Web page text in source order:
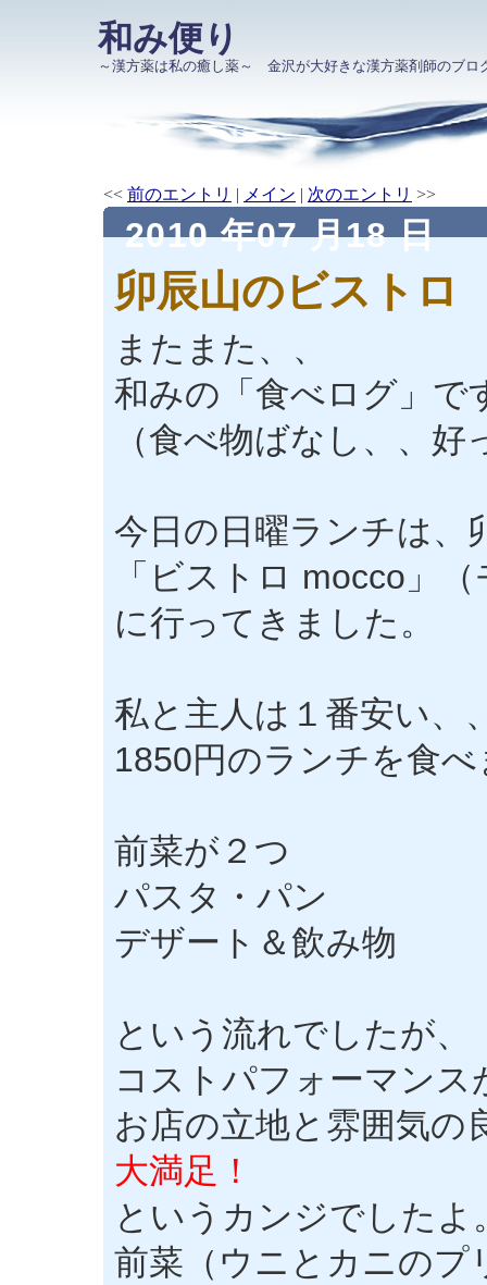
和み便り
～漢方薬は私の癒し薬～ 金沢が大好きな漢方薬剤師のブ
<< 前のエントリ | メイン | 次のエントリ >>
2010 年07 月18 日
卯辰山のビストロ
またまた、、
和みの「食べログ」で
（食べ物ばなし、、
今日の日曜ランチは、
「ビストロ mocco」
に行ってきました。
私と主人は１番安い、
1850円のランチを食
前菜が２つ
パスタ・パン
デザート＆飲み物
という流れでしたが、
コストパフォーマンス
お店の立地と雰囲気の
大満足！
というカンジでしたよ
前菜（ウニとカニのプ